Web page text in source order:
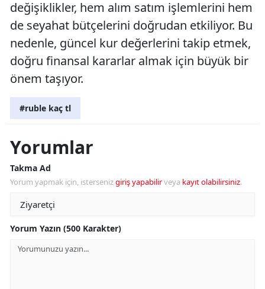
değişiklikler, hem alım satım işlemlerini hem
de seyahat bütçelerini doğrudan etkiliyor. Bu
nedenle, güncel kur değerlerini takip etmek,
doğru finansal kararlar almak için büyük bir
önem taşıyor.
#ruble kaç tl
Yorumlar
Takma Ad
Yorum yapmak için, istersenizgiriş yapabilirveya kayıt olabilirsiniz.
Yorum Yazın (500 Karakter)